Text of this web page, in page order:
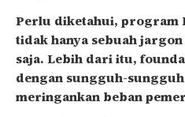
Perlu diketahui, program
tidak hanya sebuah
saja. Lebih dari itu,
dengan sungguh-
meringankan beban